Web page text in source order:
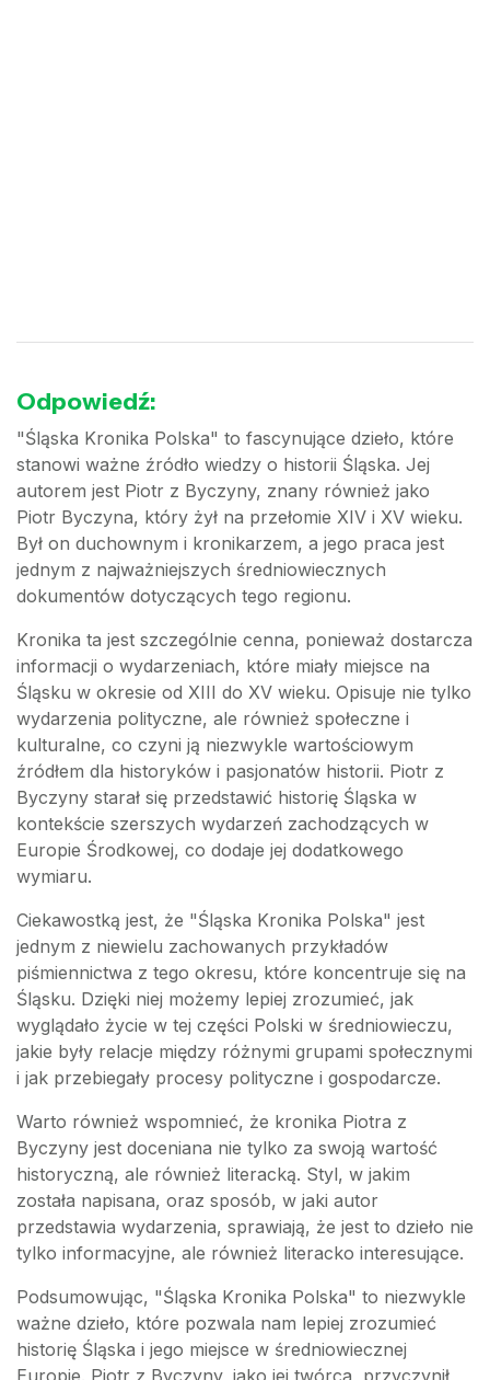
Odpowiedź:
"Śląska Kronika Polska" to fascynujące dzieło, które
stanowi ważne źródło wiedzy o historii Śląska. Jej
autorem jest Piotr z Byczyny, znany również jako
Piotr Byczyna, który żył na przełomie XIV i XV wieku.
Był on duchownym i kronikarzem, a jego praca jest
jednym z najważniejszych średniowiecznych
dokumentów dotyczących tego regionu.
Kronika ta jest szczególnie cenna, ponieważ dostarcza
informacji o wydarzeniach, które miały miejsce na
Śląsku w okresie od XIII do XV wieku. Opisuje nie tylko
wydarzenia polityczne, ale również społeczne i
kulturalne, co czyni ją niezwykle wartościowym
źródłem dla historyków i pasjonatów historii. Piotr z
Byczyny starał się przedstawić historię Śląska w
kontekście szerszych wydarzeń zachodzących w
Europie Środkowej, co dodaje jej dodatkowego
wymiaru.
Ciekawostką jest, że "Śląska Kronika Polska" jest
jednym z niewielu zachowanych przykładów
piśmiennictwa z tego okresu, które koncentruje się na
Śląsku. Dzięki niej możemy lepiej zrozumieć, jak
wyglądało życie w tej części Polski w średniowieczu,
jakie były relacje między różnymi grupami społecznymi
i jak przebiegały procesy polityczne i gospodarcze.
Warto również wspomnieć, że kronika Piotra z
Byczyny jest doceniana nie tylko za swoją wartość
historyczną, ale również literacką. Styl, w jakim
została napisana, oraz sposób, w jaki autor
przedstawia wydarzenia, sprawiają, że jest to dzieło nie
tylko informacyjne, ale również literacko interesujące.
Podsumowując, "Śląska Kronika Polska" to niezwykle
ważne dzieło, które pozwala nam lepiej zrozumieć
historię Śląska i jego miejsce w średniowiecznej